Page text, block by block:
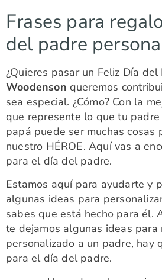
Frases para
del padre
¿Quieres pasar un Feliz Día del
Woodenson queremos
sea especial. ¿Cómo? Con la
que represente lo que tu
papá puede ser muchas cosas
nuestro HÉROE. Aquí vas a
para el día del padre.
Estamos aquí para ayudarte y
algunas ideas para
sabes que está hecho para él.
te dejamos algunas ideas para
personalizado a un padre, hay
para el día del padre.